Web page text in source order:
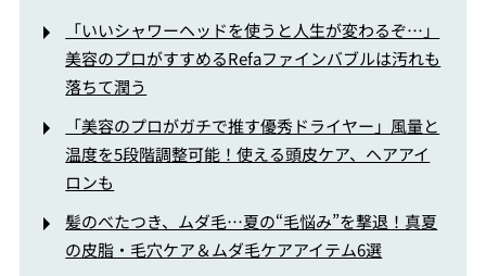
「いいシャワーヘッドを使うと人生が変わるぞ…」
美容のプロがすすめるRefaファインバブルは汚れも
落ちて潤う
「美容のプロがガチで推す優秀ドライヤー」風量と
温度を5段階調整可能！使える頭皮ケア、ヘアアイ
ロンも
髪のべたつき、ムダ毛…夏の“毛悩み”を撃退！真夏
の皮脂・毛穴ケア＆ムダ毛ケアアイテム6選